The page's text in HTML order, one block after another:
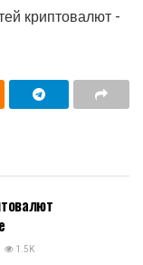
криптовалют -
1.5K